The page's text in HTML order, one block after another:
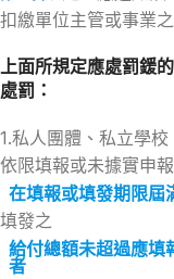
扣繳單位主管或事業
上面所規定應處罰鍰
處罰：
1.私人團體、私立學
依限填報或未據實申
在填報或填發期限屆
填發之
給付總額未超過應
者